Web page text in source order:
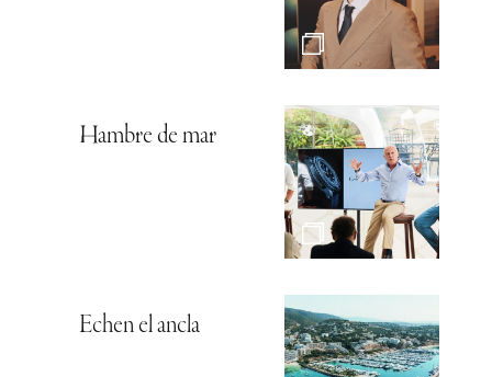
Hambre de mar
Echen el ancla